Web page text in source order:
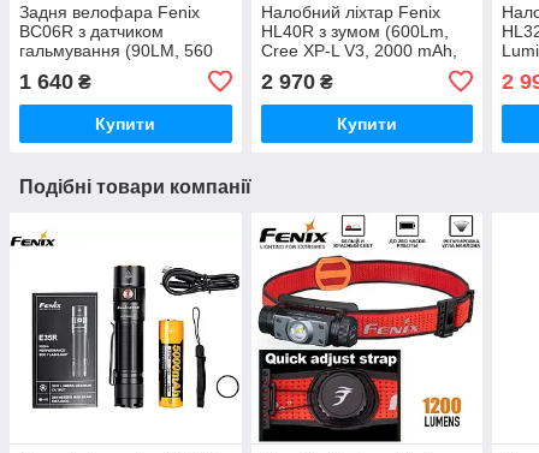
Задня велофара Fenix
BC06R з датчиком
гальмування (90LM, 560
mAh, Cree XP-E2, USB-C,
IP66, 22 години, 270°, 100
м)
1 640 ₴
Купити
Налобний ліхтар Fenix
HL40R з зумом (600Lm,
Cree XP-L V3, 2000 mAh,
Індикатор заряду) СИНІЙ
2 970₴
Купити
2
Подібні товари компанії